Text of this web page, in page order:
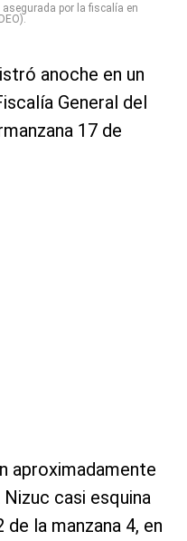
por la fiscalía en
anoche en un
General del
17 de
aproximadamente
Nizuc casi esquina
la manzana 4, en